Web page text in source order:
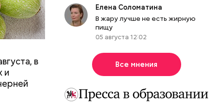
в
и
у
Елена Соломатина
В жару лучше не есть жирную
пищу
05 августа 12:02
Все мнения